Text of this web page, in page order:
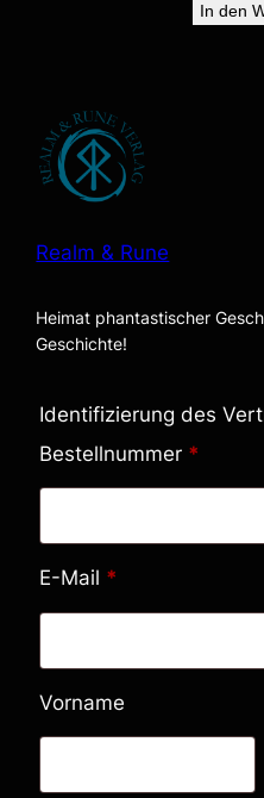
In den
Realm & Rune
Heimat phantastischer
Geschichte!
Identifizierung des
Bestellnummer *
E-Mail *
E
-
Vorname